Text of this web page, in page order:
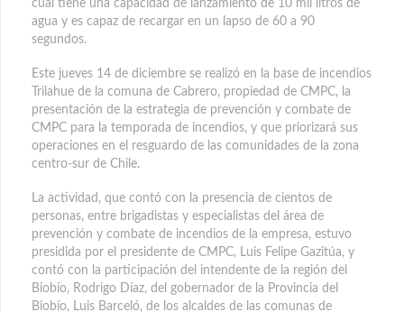
cual tiene una capacidad de lanzamiento de 10 mil litros de
agua y es capaz de recargar en un lapso de 60 a 90
segundos.
Este jueves 14 de diciembre se realizó en la base de incendios
Trilahue de la comuna de Cabrero, propiedad de CMPC, la
presentación de la estrategia de prevención y combate de
CMPC para la temporada de incendios, y que priorizará sus
operaciones en el resguardo de las comunidades de la zona
centro-sur de Chile.
La actividad, que contó con la presencia de cientos de
personas, entre brigadistas y especialistas del área de
prevención y combate de incendios de la empresa, estuvo
presidida por el presidente de CMPC, Luis Felipe Gazitúa, y
contó con la participación del intendente de la región del
Biobío, Rodrigo Díaz, del gobernador de la Provincia del
Biobío, Luis Barceló, de los alcaldes de las comunas de